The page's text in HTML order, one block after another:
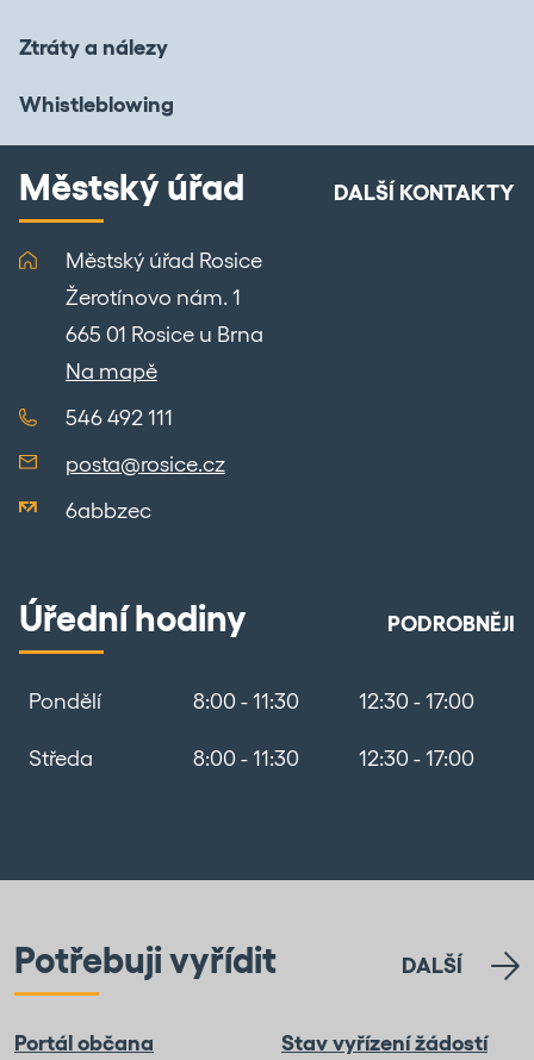
Ztráty a nálezy
Whistleblowing
Městský úřad DALŠÍ KONTAKTY
Městský úřad Rosice
Žerotínovo nám. 1
665 01 Rosice u Brna
Na mapě
546 492 111
posta@rosice.cz
6abbzec
Úřední hodiny PODROBNĚJI
Pondělí 8:00 - 11:30 12:30 - 17:00
Středa 8:00 - 11:30 12:30 - 17:00
Potřebuji vyřídit DALŠÍ
Portál občana Stav vyřízení žádostí